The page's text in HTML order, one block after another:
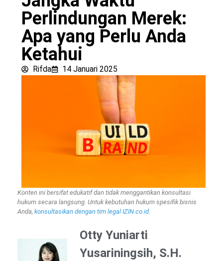
Perlindungan Merek:
Apa yang Perlu Anda
Ketahui
Rifda 14 Januari 2025
Konten ini bersifat edukatif dan tidak menggantikan konsultasi
hukum secara langsung. Untuk kebutuhan hukum spesifik bisnis
Anda, konsultasikan dengan tim legal IZIN.co.id.
Otty Yuniarti
Yusariningsih, S.H.